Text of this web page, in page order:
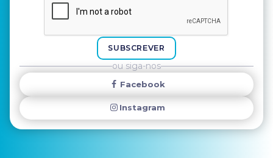
SUBSCREVER
ou siga-nos
Facebook
Instagram